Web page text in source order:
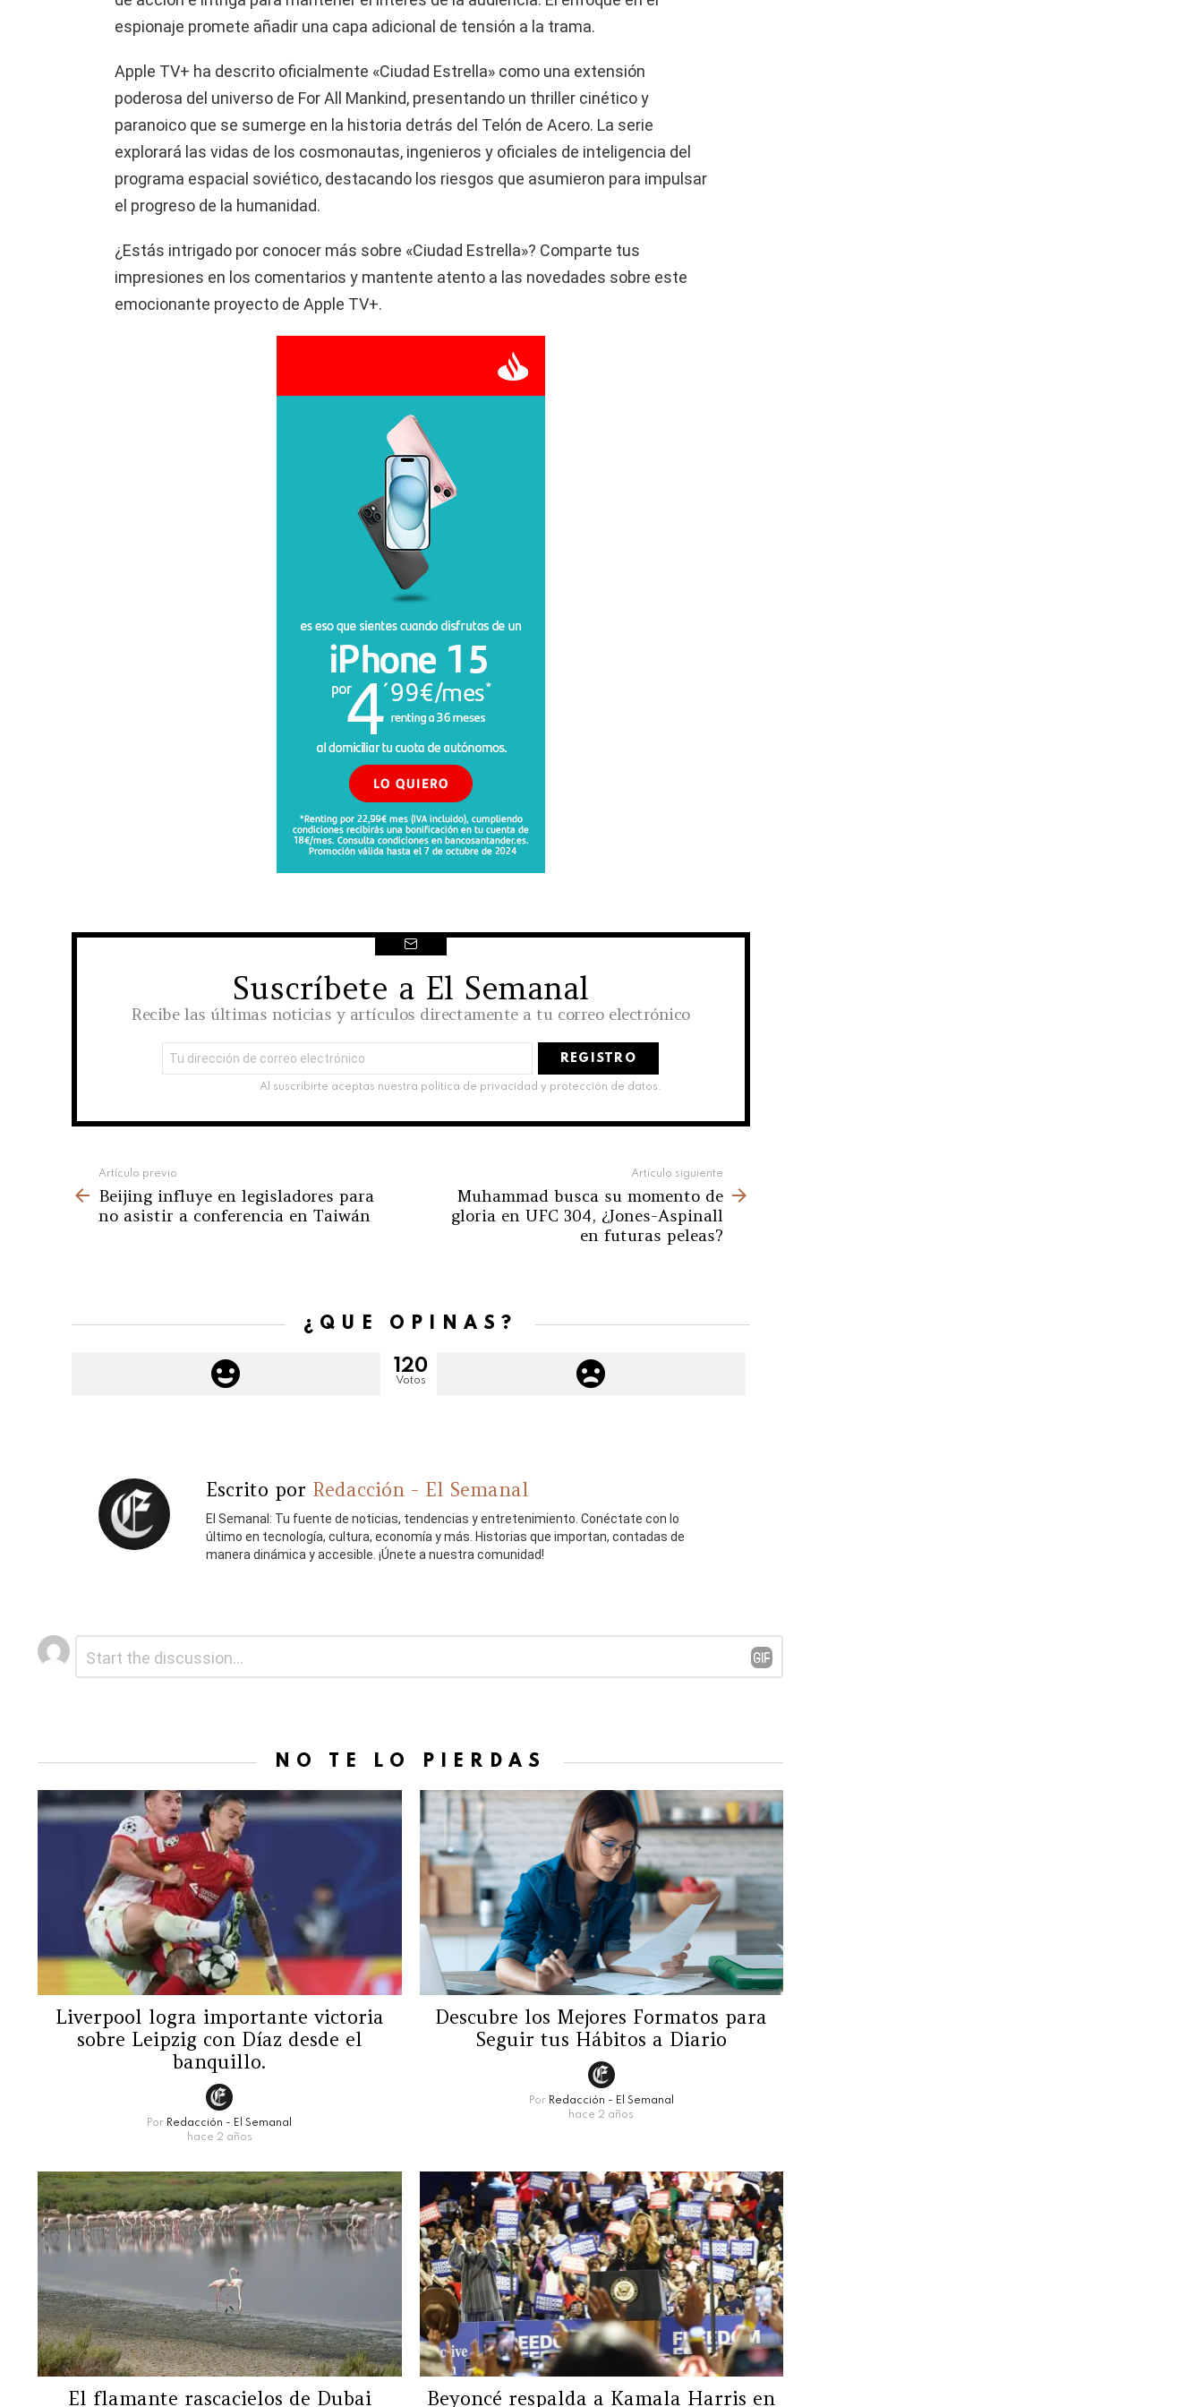
espionaje promete añadir una capa adicional de tensión a la trama.
Apple TV+ ha descrito oficialmente «Ciudad Estrella» como una extensión
poderosa del universo de For All Mankind, presentando un thriller cinético y
paranoico que se sumerge en la historia detrás del Telón de Acero. La serie
explorará las vidas de los cosmonautas, ingenieros y oficiales de inteligencia del
programa espacial soviético, destacando los riesgos que asumieron para impulsar
el progreso de la humanidad.
¿Estás intrigado por conocer más sobre «Ciudad Estrella»? Comparte tus
impresiones en los comentarios y mantente atento a las novedades sobre este
emocionante proyecto de Apple TV+.
NEWSLETTERSuscríbete a El Semanal
Recibe las últimas noticias y artículos directamente a tu correo electrónico
de
correo
Al suscribirte aceptas nuestra política de privacidad y protección de datos.
more
Artículo previo
Beijing influye en legisladores para
no asistir a conferencia en Taiwán
Artículo siguiente
Muhammad busca su momento de
gloria en UFC 304, ¿Jones-Aspinall
en futuras peleas?
¿QUÉ OPINAS?
120
Votos
Escrito por Redacción - El Semanal
El Semanal: Tu fuente de noticias, tendencias y entretenimiento. Conéctate con lo
último en tecnología, cultura, economía y más. Historias que importan, contadas de
manera dinámica y accesible. ¡Únete a nuestra comunidad!
Deja
una
NO TE LO PIERDAS
Liverpool logra importante victoria
sobre Leipzig con Díaz desde el
banquillo.
Por Redacción - El Semanal
hace 2 años
Descubre los Mejores Formatos para
Seguir tus Hábitos a Diario
Por Redacción - El Semanal
hace 2 años
El flamante rascacielos de Dubai Beyoncé respalda a Kamala Harris en